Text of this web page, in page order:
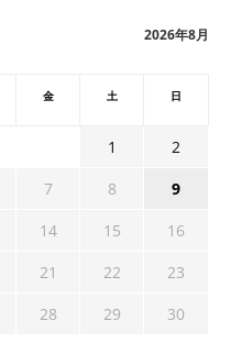
2026年8月
金 土 日
1
2
7 8
9
14 15
16
21 22
23
28 29
30